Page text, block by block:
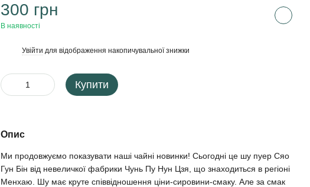
300 грн
В наявності
Увійти для відображення накопичувальної знижки
Купити
Опис
Ми продовжуємо показувати наші чайні новинки! Сьогодні це шу пуер Сяо
Гун Бін від невеличкої фабрики Чунь Пу Нун Цзя, що знаходиться в регіоні
Менхаю. Шу має круте співвідношення ціни-сировини-смаку. Але за смак